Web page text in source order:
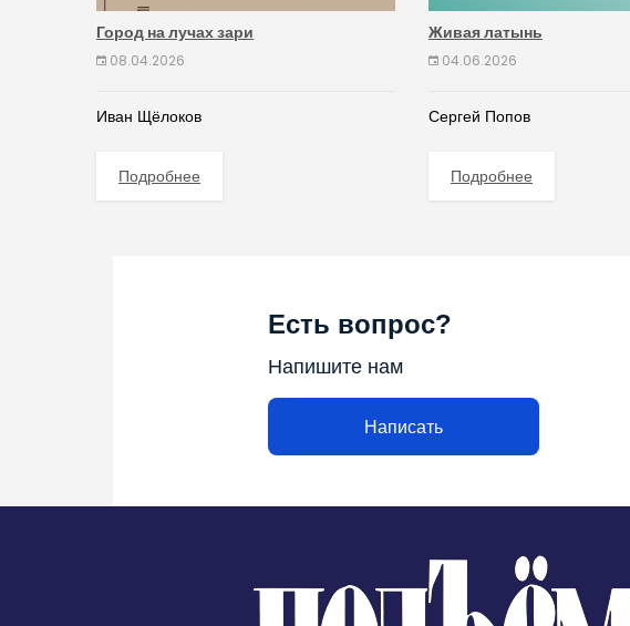
Город на лучах зари
08.04.2026
Иван Щёлоков
Подробнее
Живая латынь
04.06.2026
Сергей Попов
Подробнее
Есть вопрос?
Напишите нам
Написать